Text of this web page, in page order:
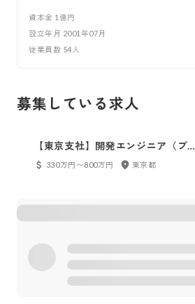
資本金 1億円
設立年月 2001年07月
従業員数 54 人
募集している求人
【東京支社】開発エンジニア（プロ
グラマ）
330万円〜800万円 東京都